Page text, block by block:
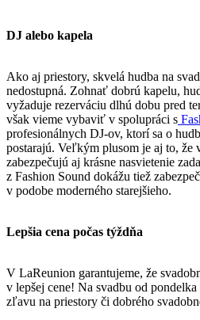
DJ alebo kapela
Ako aj priestory, skvelá hudba na
nedostupná. Zohnať dobrú kapelu,
vyžaduje rezerváciu dlhú dobu pred
však vieme vybaviť v spolupráci s
profesionálnych DJ-ov, ktorí sa o
postarajú. Veľkým plusom je aj to, že
zabezpečujú aj krásne nasvietenie
z Fashion Sound dokážu tiež
v podobe moderného starejšieho.
Lepšia cena počas týždňa
V LaReunion garantujeme, že
v lepšej cene! Na svadbu od
zľavu na priestory či dobrého